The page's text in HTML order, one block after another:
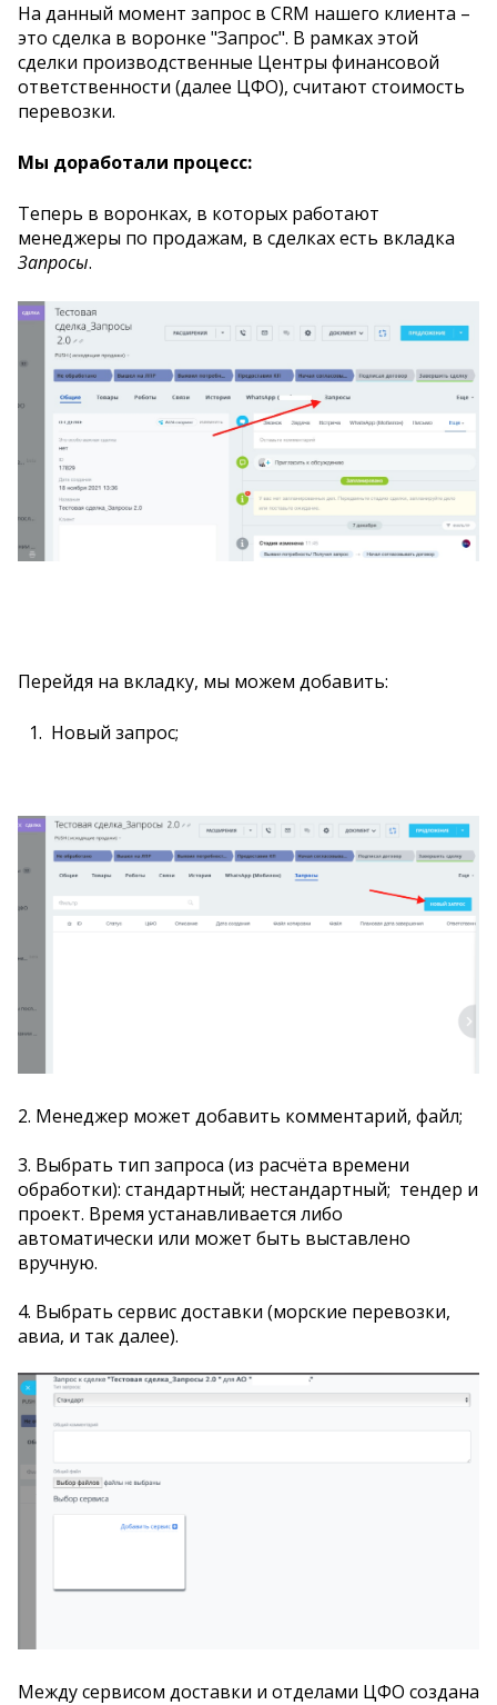
На данный момент запрос в CRM нашего клиента –
это сделка в воронке "Запрос". В рамках этой
сделки производственные Центры финансовой
ответственности (далее ЦФО), считают стоимость
перевозки.
Мы доработали процесс:
Теперь в воронках, в которых работают
менеджеры по продажам, в сделках есть вкладка
Запросы.
Перейдя на вкладку, мы можем добавить:
Новый запрос;
2. Менеджер может добавить комментарий, файл;
3. Выбрать тип запроса (из расчёта времени
обработки): стандартный; нестандартный; тендер и
проект. Время устанавливается либо
автоматически или может быть выставлено
вручную.
4. Выбрать сервис доставки (морские перевозки,
авиа, и так далее).
Между сервисом доставки и отделами ЦФО создана